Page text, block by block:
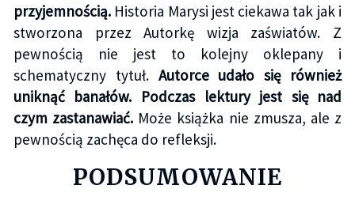
przyjemnością.Historia Marysi jest ciekawa tak jak i
stworzona przez Autorkę wizja zaświatów. Z
pewnością nie jest to kolejny oklepany i
schematyczny tytuł. Autorce udało się również
uniknąć banałów. Podczas lektury jest się nad
czym zastanawiać. Może książka nie zmusza, ale z
pewnością zachęca do refleksji.
PODSUMOWANIE